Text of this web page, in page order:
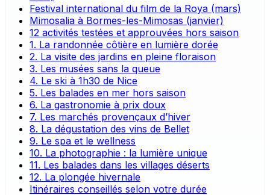
Festival international du film de la Roya (mars)
Mimosalia à Bormes-les-Mimosas (janvier)
12 activités testées et approuvées hors saison
1. La randonnée côtière en lumière dorée
2. La visite des jardins en pleine floraison
3. Les musées sans la queue
4. Le ski à 1h30 de Nice
5. Les balades en mer hors saison
6. La gastronomie à prix doux
7. Les marchés provençaux d’hiver
8. La dégustation des vins de Bellet
9. Le spa et le wellness
10. La photographie : la lumière unique
11. Les balades dans les villages déserts
12. La plongée hivernale
Itinéraires conseillés selon votre durée